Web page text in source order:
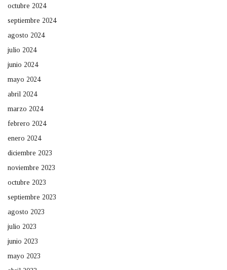
octubre 2024
septiembre 2024
agosto 2024
julio 2024
junio 2024
mayo 2024
abril 2024
marzo 2024
febrero 2024
enero 2024
diciembre 2023
noviembre 2023
octubre 2023
septiembre 2023
agosto 2023
julio 2023
junio 2023
mayo 2023